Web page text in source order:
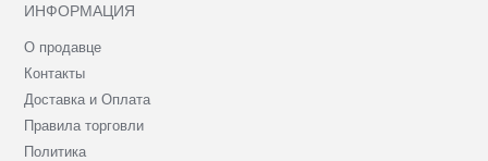
ИНФОРМАЦИЯ
О продавце
Контакты
Доставка и Оплата
Правила торговли
Политика